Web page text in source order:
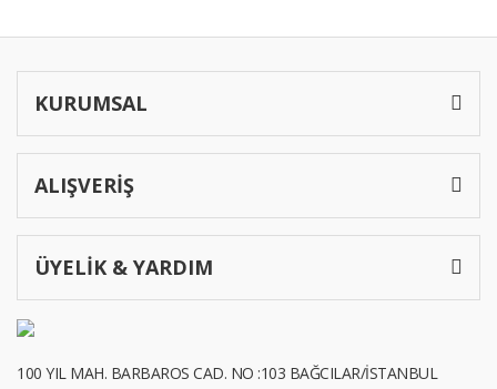
KURUMSAL
ALIŞVERİŞ
ÜYELİK & YARDIM
100 YIL MAH. BARBAROS CAD. NO :103 BAĞCILAR/İSTANBUL